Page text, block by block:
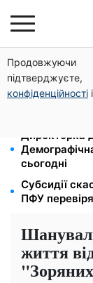
конфіденційності
Працюєте
пояснив
113 млрд грн
830 тисяч
Директорка
сьогодні
Субсидії
ПФУ
життя